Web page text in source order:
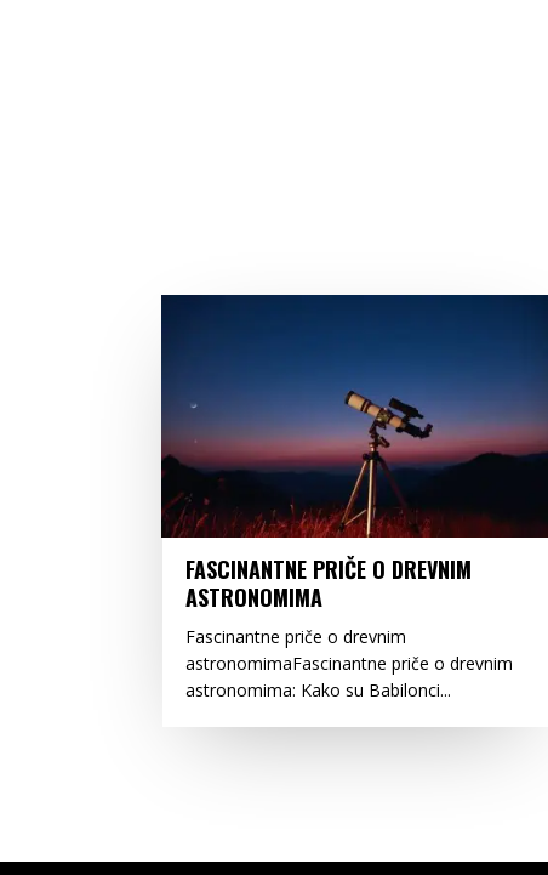
FASCINANTNE PRIČE O DREVNIM
ASTRONOMIMA
Fascinantne priče o drevnim
astronomimaFascinantne priče o drevnim
astronomima: Kako su Babilonci...